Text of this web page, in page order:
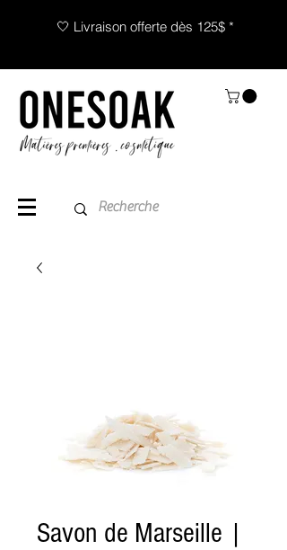
🤍 Livraison offerte dès 125$ *
Savon de Marseille |